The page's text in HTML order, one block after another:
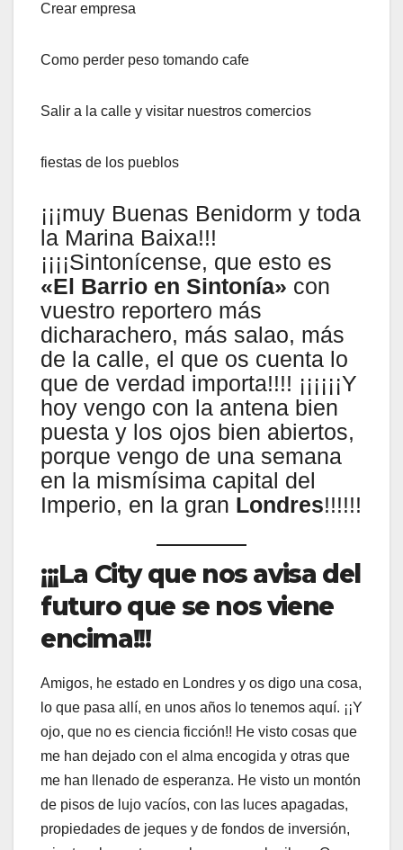
Crear empresa
Como perder peso tomando cafe
Salir a la calle y visitar nuestros comercios
fiestas de los pueblos
¡¡¡muy Buenas Benidorm y toda
la Marina Baixa!!!
¡¡¡¡Sintonícense, que esto es
«El Barrio en Sintonía» con
vuestro reportero más
dicharachero, más salao, más
de la calle, el que os cuenta lo
que de verdad importa!!!! ¡¡¡¡¡¡Y
hoy vengo con la antena bien
puesta y los ojos bien abiertos,
porque vengo de una semana
en la mismísima capital del
Imperio, en la gran Londres!!!!!!
¡¡¡La City que nos avisa del
futuro que se nos viene
encima!!!
Amigos, he estado en Londres y os digo una cosa,
lo que pasa allí, en unos años lo tenemos aquí. ¡¡Y
ojo, que no es ciencia ficción!! He visto cosas que
me han dejado con el alma encogida y otras que
me han llenado de esperanza. He visto un montón
de pisos de lujo vacíos, con las luces apagadas,
propiedades de jeques y de fondos de inversión,